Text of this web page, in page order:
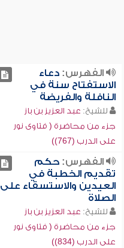
الفهرس:دعاء
الاستفتاح سنة في
النافلة والفريضة
للشيخ: عبد العزيز بن باز
جزء من محاضرة ( فتاوى نور
على الدرب (767))
الفهرس:حكم
تقديم الخطبة في
العيدين والاستسقاء على
الصلاة
للشيخ: عبد العزيز بن باز
جزء من محاضرة ( فتاوى نور
على الدرب (834))